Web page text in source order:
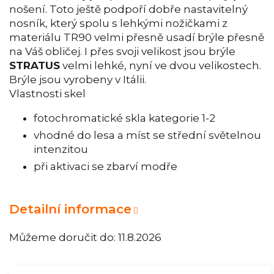
Můžeme doručit do: 11.8.2026
nošení. Toto ještě podpoří dobře nastavitelný
nosník, který spolu s lehkými nožičkami z
materiálu TR90 velmi přesně usadí brýle přesně
na Váš obličej. I přes svoji velikost jsou brýle
STRATUS velmi lehké, nyní ve dvou velikostech.
Brýle jsou vyrobeny v Itálii.
Vlastnosti skel
fotochromatické skla kategorie 1-2
vhodné do lesa a míst se střední světelnou
intenzitou
při aktivaci se zbarví modře
Detailní informace